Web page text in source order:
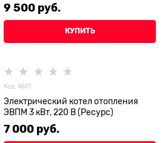
9 500 руб.
КУПИТЬ
Код: 4601
Электрический котел отопления
ЭВПМ 3 кВт, 220 В (Ресурс)
7 000 руб.